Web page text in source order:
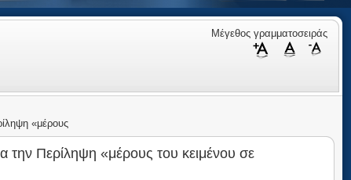
Μέγεθος γραμματοσειράς
«μέρους
την Περίληψη «μέρους του κειμένου σε